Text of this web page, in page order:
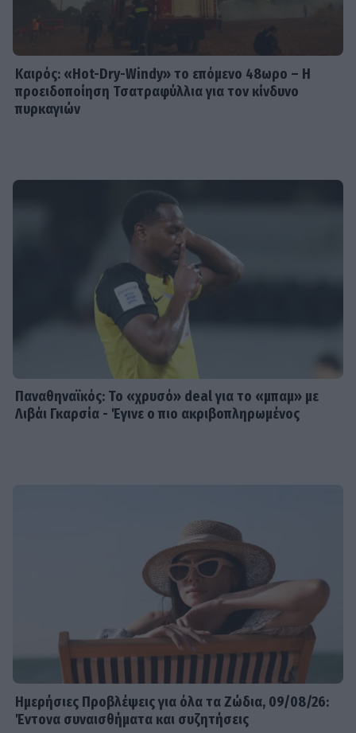
Καιρός: «Hot-Dry-Windy» το επόμενο 48ωρο – Η
προειδοποίηση Τσατραφύλλια για τον κίνδυνο
πυρκαγιών
Παναθηναϊκός: Το «χρυσό» deal για το «μπαμ» με
Λιβάι Γκαρσία - Έγινε ο πιο ακριβοπληρωμένος
Ημερήσιες Προβλέψεις για όλα τα Ζώδια, 09/08/26:
Έντονα συναισθήματα και συζητήσεις